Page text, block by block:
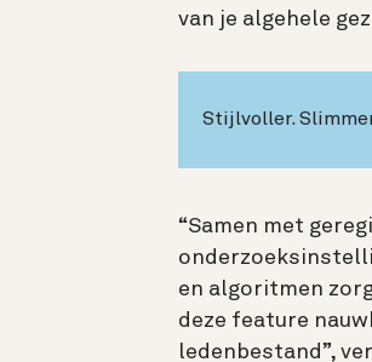
van je algehele
Stijlvoller.
“Samen met
en algoritmen
deze feature
ledenbestand”,